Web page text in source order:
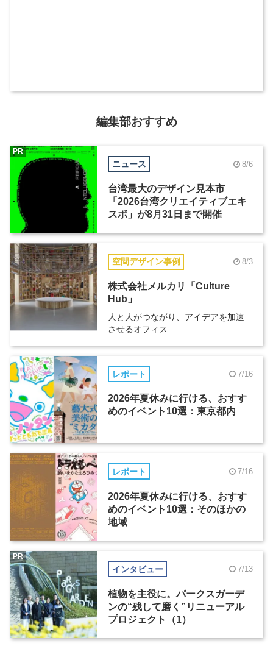
編集部おすすめ
ニュース 8/6
台湾最大のデザイン見本市
「2026台湾クリエイティブエキ
スポ」が8月31日まで開催
PR
空間デザイン事例 8/3
株式会社メルカリ「Culture
Hub」
人と人がつながり、アイデアを加速
させるオフィス
レポート 7/16
2026年夏休みに行ける、おすす
めのイベント10選：東京都内
レポート 7/16
2026年夏休みに行ける、おすす
めのイベント10選：そのほかの
地域
インタビュー 7/13
植物を主役に。パークスガーデ
ンの“残して磨く”リニューアル
プロジェクト（1）
PR